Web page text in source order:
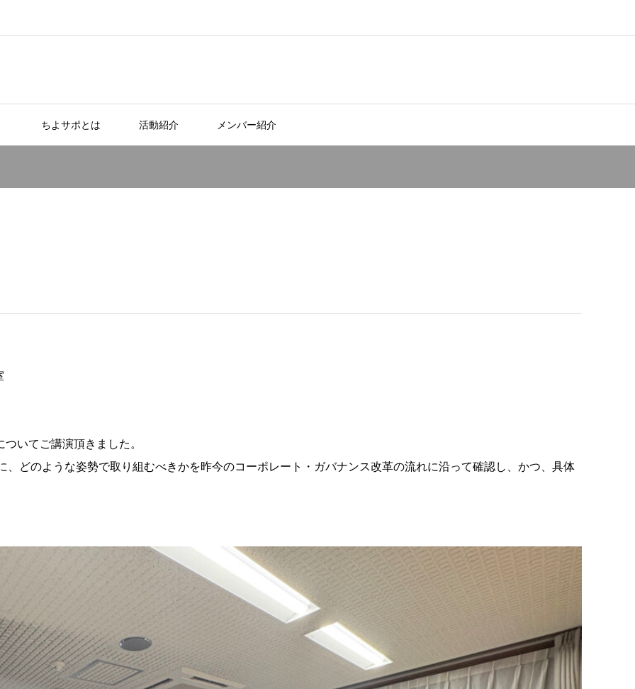
ちよサポとは 活動紹介 メンバー紹介
いてご講演頂きました。
どのような姿勢で取り組むべきかを昨今のコーポレート・ガバナンス改革の流れに沿って確認し、かつ、具体